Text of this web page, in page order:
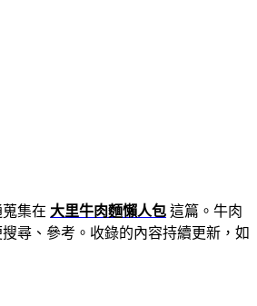
集在 大里牛肉麵懶人包 這篇。牛肉
尋、參考。收錄的內容持續更新，如